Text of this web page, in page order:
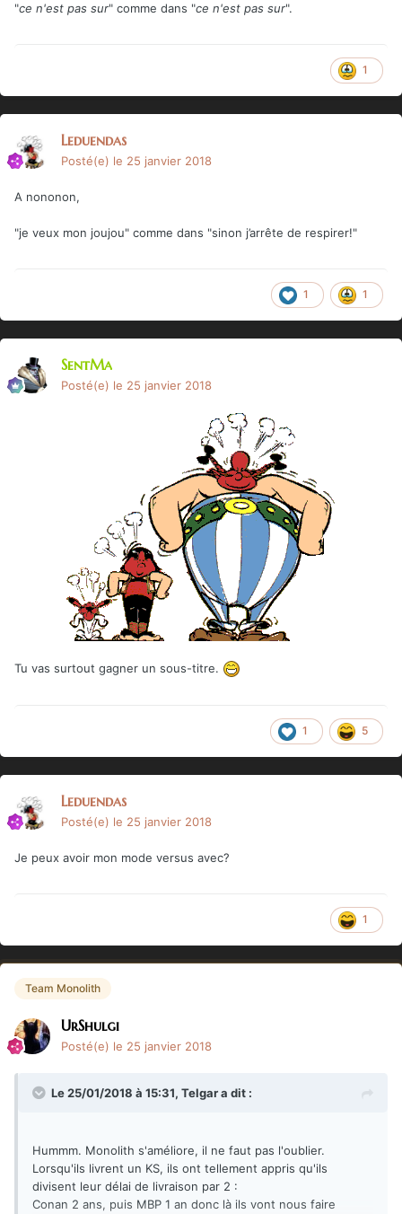
"ce n'est pas sur" comme dans "ce n'est pas sur".
1
Leduendas
Posté(e) le 25 janvier 2018
A nononon,
"je veux mon joujou" comme dans "sinon j’arrête de respirer!"
1 1
SentMa
Posté(e) le 25 janvier 2018
Tu vas surtout gagner un sous-titre.
1 5
Leduendas
Posté(e) le 25 janvier 2018
Je peux avoir mon mode versus avec?
1
Team Monolith
UrShulgi
Posté(e) le 25 janvier 2018
Le 25/01/2018 à 15:31, Telgara dit :
Hummm. Monolith s'améliore, il ne faut pas l'oublier.
Lorsqu'ils livrent un KS, ils ont tellement appris qu'ils
divisent leur délai de livraison par 2 :
Conan 2 ans, puis MBP 1 an donc là ils vont nous faire